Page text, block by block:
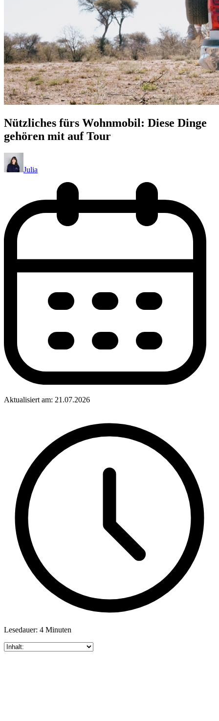
Nützliches fürs Wohnmobil: Diese Dinge
gehören mit auf Tour
Julia
Aktualisiert am: 21.07.2026
Lesedauer: 4 Minuten